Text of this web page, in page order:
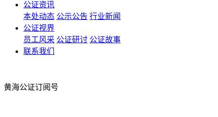
公证资讯
本处动态 公示公告 行业新闻
公证视界
员工风采 公证研讨 公证故事
联系我们
黄海公证订阅号